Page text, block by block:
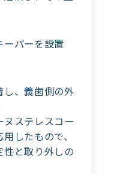
パーを設置
し、義歯側の外
ヌステレスコー
したもので、
性と取り外しの